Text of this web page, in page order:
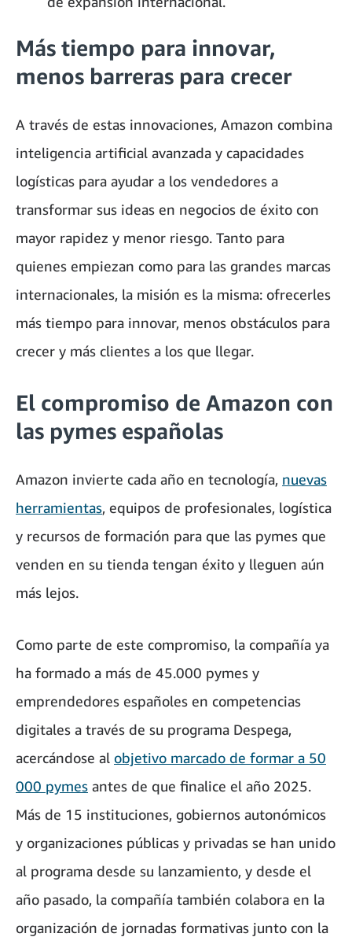
Más tiempo para innovar,
menos barreras para crecer
A través de estas innovaciones, Amazon combina
inteligencia artificial avanzada y capacidades
logísticas para ayudar a los vendedores a
transformar sus ideas en negocios de éxito con
mayor rapidez y menor riesgo. Tanto para
quienes empiezan como para las grandes marcas
internacionales, la misión es la misma: ofrecerles
más tiempo para innovar, menos obstáculos para
crecer y más clientes a los que llegar.
El compromiso de Amazon con
las pymes españolas
Amazon invierte cada año en tecnología, nuevas
herramientas, equipos de profesionales, logística
y recursos de formación para que las pymes que
venden en su tienda tengan éxito y lleguen aún
más lejos.
Como parte de este compromiso, la compañía ya
ha formado a más de 45.000 pymes y
emprendedores españoles en competencias
digitales a través de su programa Despega,
acercándose al objetivo marcado de formar a 50
000 pymes antes de que finalice el año 2025.
Más de 15 instituciones, gobiernos autonómicos
y organizaciones públicas y privadas se han unido
al programa desde su lanzamiento, y desde el
año pasado, la compañía también colabora en la
organización de jornadas formativas junto con la